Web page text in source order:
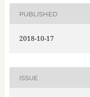
PUBLISHED
2018-10-17
ISSUE